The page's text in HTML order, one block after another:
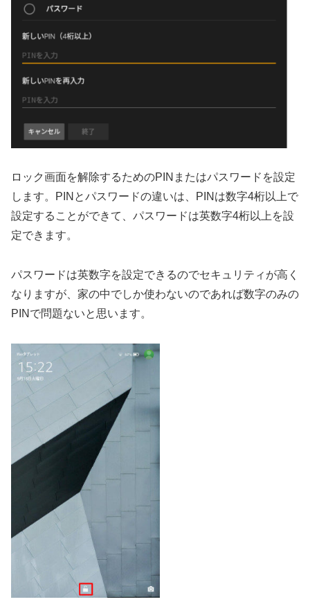
ロック画面を解除するためのPINまたはパスワードを設定
します。PINとパスワードの違いは、PINは数字4桁以上で
設定することができて、パスワードは英数字4桁以上を設
定できます。
パスワードは英数字を設定できるのでセキュリティが高く
なりますが、家の中でしか使わないのであれば数字のみの
PINで問題ないと思います。